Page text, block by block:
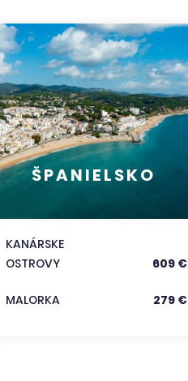
ŠPANIELSKO
KANÁRSKE
OSTROVY
609 €
MALORKA 279 €